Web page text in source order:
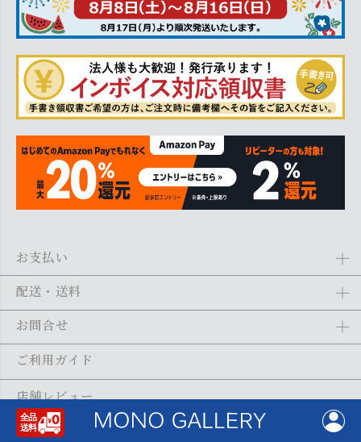
お支払い
Amazon Pay、クレジットカード、代金引換、あと払い(ペイディ)、銀
い。
配送・送料
全商品送料無料
状況によって、多少前後する場合がございます。詳しくは
お問合せ
メール：shopping@monogallery.jp
メールの返信につきましては、1～2営業日以内にさせていただいてお
ります。
ご利用ガイド
店舗レビュー